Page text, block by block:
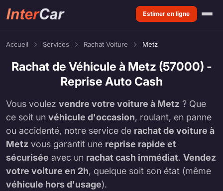
Estimer en ligne
Accueil Services Rachat Voiture Metz
Rachat de Véhicule à Metz (57000) -
Reprise Auto Cash
Vous voulez vendre votre voiture à Metz ? Que
ce soit un véhicule d'occasion, roulant, en panne
ou accidenté, notre service de rachat de voiture à
Metz vous garantit une reprise rapide et
sécurisée avec un rachat cash immédiat. Vendez
votre voiture en 2h, quelque soit son état (même
véhicule hors d'usage).